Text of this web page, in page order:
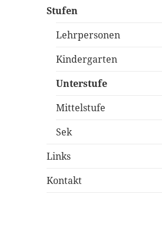
Stufen
Lehrpersonen
Kindergarten
Unterstufe
Mittelstufe
Sek
Links
Kontakt